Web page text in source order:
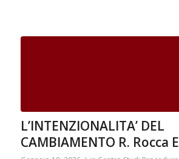
L’INTENZIONALITA’ DEL
CAMBIAMENTO R. Rocca